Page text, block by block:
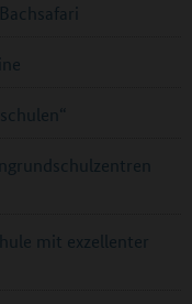
mit exzellenter